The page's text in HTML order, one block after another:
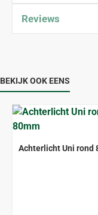
Reviews
BEKIJK OOK EENS
Achterlicht Uni rond